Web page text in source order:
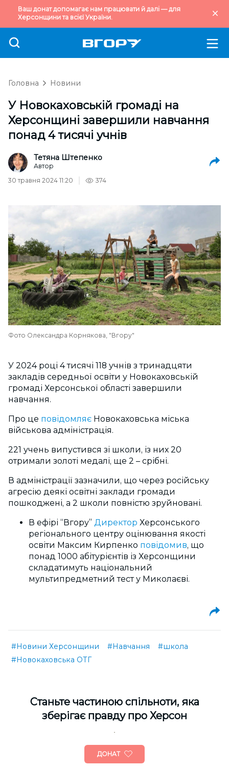
Ваш донат допомагає нам працювати й далі — для
Херсонщини та всієї України.
Головна Новини
У Новокаховській громаді на
Херсонщині завершили навчання
понад 4 тисячі учнів
Тетяна Штепенко
Автор
30 травня 2024 11:20
374
Фото Олександра Корнякова, "Вгору"
У 2024 році 4 тисячі 118 учнів з тринадцяти
закладів середньої освіти у Новокаховській
громаді Херсонської області завершили
навчання.
Про це повідомляє Новокаховська міська
військова адміністрація.
221 учень випустився зі школи, із них 20
отримали золоті медалі, ще 2 – срібні.
В адміністрації зазначили, що через російську
агресію деякі освітні заклади громади
пошкоджені, а 2 школи повністю зруйновані.
В ефірі “Вгору” Директор Херсонського
регіонального центру оцінювання якості
освіти Максим Кирпенко повідомив, що
понад 1000 абітурієнтів із Херсонщини
складатимуть національний
мультипредметний тест у Миколаєві.
#Новини Херсонщини #Навчання
#школа
#Новокаховська ОТГ
Cтаньте частиною спільноти, яка
зберігає правду про Херсон
ДОНАТ